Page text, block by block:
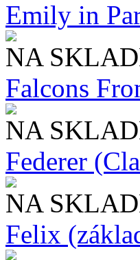
Emily in
NA
Falcons
NA
Federer
NA
Felix